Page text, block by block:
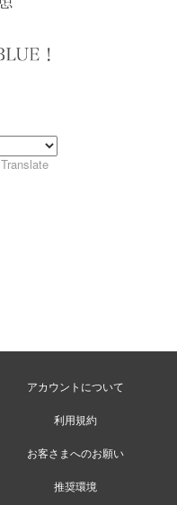
Translate
アカウントについて
利用規約
お客さまへのお願い
推奨環境